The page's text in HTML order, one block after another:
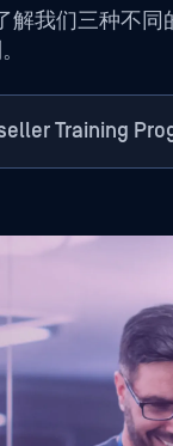
解我们三种不
Training